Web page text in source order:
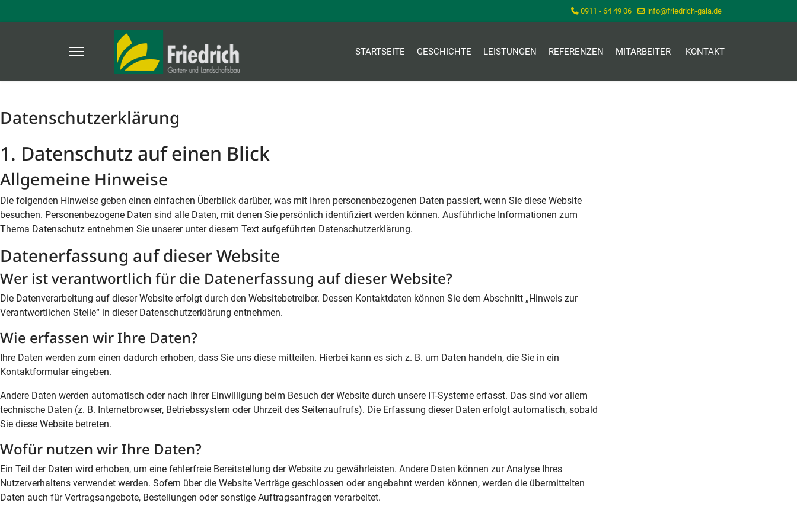
0911 - 64 49 06 info@friedrich-gala.de
STARTSEITE GESCHICHTE LEISTUNGEN REFERENZEN MITARBEITER KONTAKT
Datenschutz­erklärung
1. Datenschutz auf einen Blick
Allgemeine Hinweise
Die folgenden Hinweise geben einen einfachen Überblick darüber, was mit Ihren personenbezogenen Daten passiert, wenn Sie diese Website
besuchen. Personenbezogene Daten sind alle Daten, mit denen Sie persönlich identifiziert werden können. Ausführliche Informationen zum
Thema Datenschutz entnehmen Sie unserer unter diesem Text aufgeführten Datenschutzerklärung.
Datenerfassung auf dieser Website
Wer ist verantwortlich für die Datenerfassung auf dieser Website?
Die Datenverarbeitung auf dieser Website erfolgt durch den Websitebetreiber. Dessen Kontaktdaten können Sie dem Abschnitt „Hinweis zur
Verantwortlichen Stelle“ in dieser Datenschutzerklärung entnehmen.
Wie erfassen wir Ihre Daten?
Ihre Daten werden zum einen dadurch erhoben, dass Sie uns diese mitteilen. Hierbei kann es sich z. B. um Daten handeln, die Sie in ein
Kontaktformular eingeben.
Andere Daten werden automatisch oder nach Ihrer Einwilligung beim Besuch der Website durch unsere IT-Systeme erfasst. Das sind vor allem
technische Daten (z. B. Internetbrowser, Betriebssystem oder Uhrzeit des Seitenaufrufs). Die Erfassung dieser Daten erfolgt automatisch, sobald
Sie diese Website betreten.
Wofür nutzen wir Ihre Daten?
Ein Teil der Daten wird erhoben, um eine fehlerfreie Bereitstellung der Website zu gewährleisten. Andere Daten können zur Analyse Ihres
Nutzerverhaltens verwendet werden. Sofern über die Website Verträge geschlossen oder angebahnt werden können, werden die übermittelten
Daten auch für Vertragsangebote, Bestellungen oder sonstige Auftragsanfragen verarbeitet.